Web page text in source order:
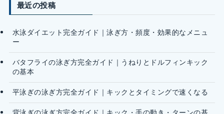
最近の投稿
水泳ダイエット完全ガイド｜泳ぎ方・頻度・効果的なメニュ
ー
バタフライの泳ぎ方完全ガイド｜うねりとドルフィンキック
の基本
平泳ぎの泳ぎ方完全ガイド｜キックとタイミングで速くなる